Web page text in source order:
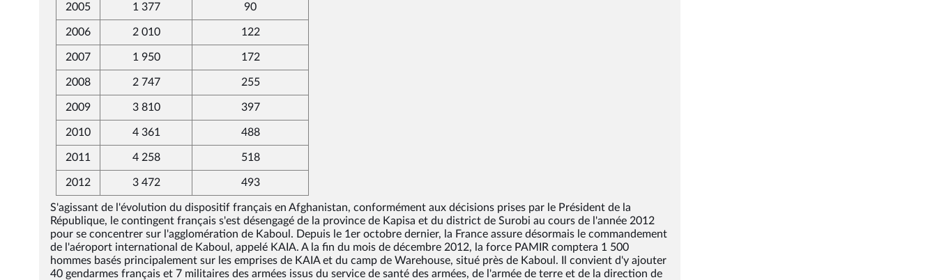
2005 1 377 90
2006 2 010 122
2007 1 950 172
2008 2 747 255
2009 3 810 397
2010 4 361 488
2011 4 258 518
2012 3 472 493
S'agissant de l'évolution du dispositif français en Afghanistan, conformément aux décisions prises par le Président de la
République, le contingent français s'est désengagé de la province de Kapisa et du district de Surobi au cours de l'année 2012
pour se concentrer sur l'agglomération de Kaboul. Depuis le 1er octobre dernier, la France assure désormais le commandement
de l'aéroport international de Kaboul, appelé KAIA. A la fin du mois de décembre 2012, la force PAMIR comptera 1 500
hommes basés principalement sur les emprises de KAIA et du camp de Warehouse, situé près de Kaboul. Il convient d'y ajouter
40 gendarmes français et 7 militaires des armées issus du service de santé des armées, de l'armée de terre et de la direction de